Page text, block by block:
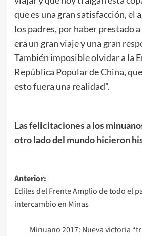
que es una gran satisfacción, el
los padres, por haber prestado a
era un gran viaje y una gran
También imposible olvidar a la
República Popular de China,
esto fuera una realidad”.
Las felicitaciones a los
otro lado del mundo hicieron
Navegación
de
entradas
Anterior:
Ediles del Frente Amplio de todo el
intercambio en Minas
Minuano 2017: Nueva victoria